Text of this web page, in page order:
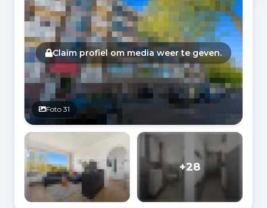
Foto 31
Claim profiel om media weer te geven.
+28